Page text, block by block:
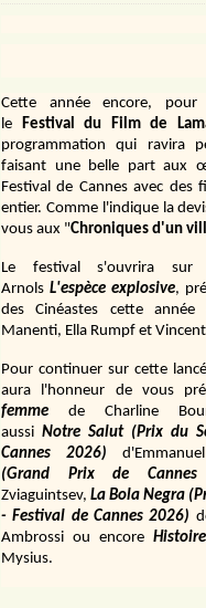
Cette année encore, pour
le Festival du Film de
programmation qui ravira
faisant une belle part aux
Festival de Cannes avec des
entier. Comme l'indique la
vous aux "Chroniques d'un
Le festival s'ouvrira
Arnols L'espèce explosive,
des Cinéastes cette
Manenti, Ella Rumpf et
Pour continuer sur cette
aura l'honneur de vous
femme
de Charline
aussi Notre Salut (Prix du
Cannes 2026)
(Grand Prix de Cannes
Zviaguintsev, La Bola Negra
- Festival de Cannes 2026)
Ambrossi ou encore
Mysius.